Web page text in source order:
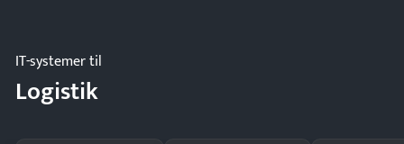
IT-systemer til
Logistik